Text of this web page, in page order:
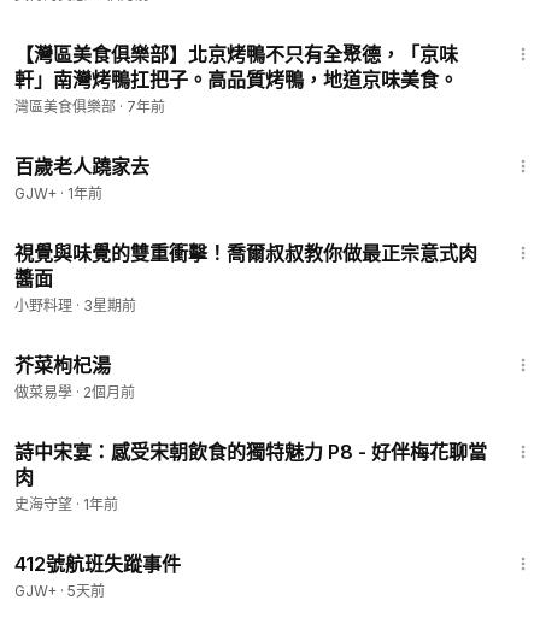
【灣區美食俱樂部】北京烤鴨不只有全聚德，「京味
軒」南灣烤鴨扛把子。高品質烤鴨，地道京味美食。
灣區美食俱樂部 · 7年前
百歲老人蹺家去
GJW+ · 1年前
視覺與味覺的雙重衝擊！喬爾叔叔教你做最正宗意式肉
醬面
小野料理 · 3星期前
芥菜枸杞湯
做菜易學 · 2個月前
詩中宋宴：感受宋朝飲食的獨特魅力 P8 - 好伴梅花聊當
肉
史海守望 · 1年前
412號航班失蹤事件
GJW+ · 5天前